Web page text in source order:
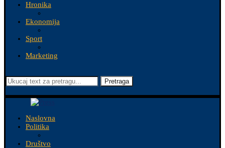
Hronika
Ekonomija
Sport
Marketing
Pretraga
Naslovna
Politika
Društvo